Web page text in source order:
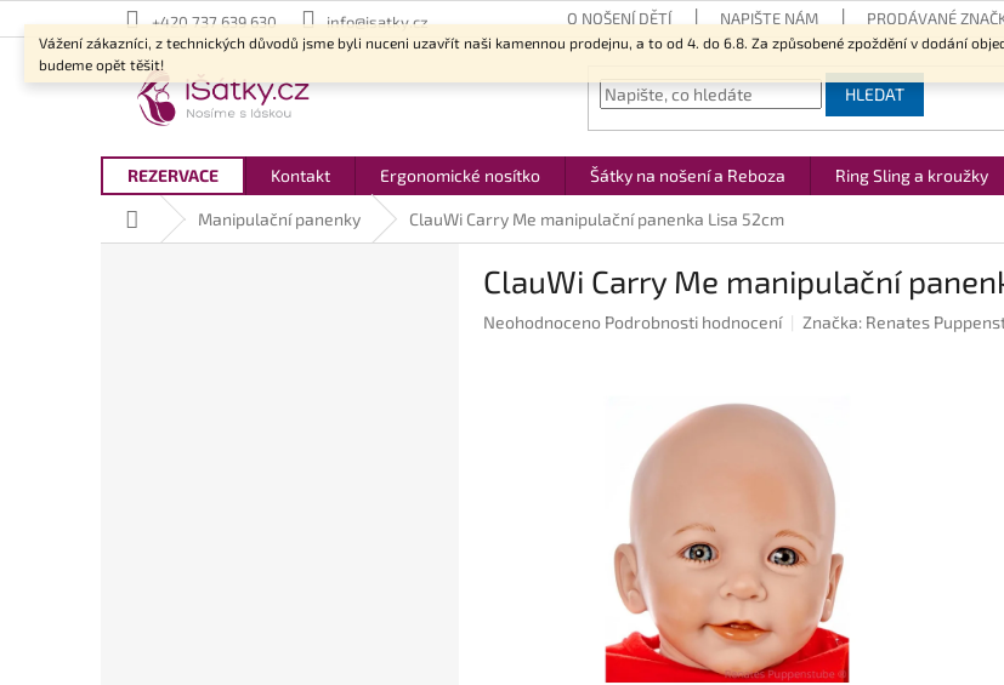
na
obsah
Vážení zákazníci, z technických důvodů jsme byli nuceni uzavřít naši kamennou prodejnu, a to od 4. do 6.8. Za způsobené zpoždění v dodání
budeme opět těšit!
+420 737 639 630 info@isatky.cz O NOŠENÍ DĚTÍ NAPIŠTE NÁM PRODÁVANÉ
HLEDAT
REZERVACE Kontakt Ergonomické nosítko Šátky na nošení a Reboza Ring Sling a kroužky
Domů Manipulační panenky ClauWi Carry Me manipulační panenka Lisa 52cm
ClauWi Carry Me manipulační
Průměrné
Neohodnoceno Podrobnosti hodnocení Značka: Renates